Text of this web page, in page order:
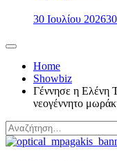
30 Ιουλίου 2026
Home
Showbiz
Γέννησε η Ελένη
νεογέννητο
Αναζήτηση
για: